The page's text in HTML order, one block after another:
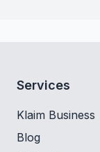
Services
Klaim Business
Blog